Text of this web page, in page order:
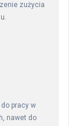
zużycia
pracy w
nawet do